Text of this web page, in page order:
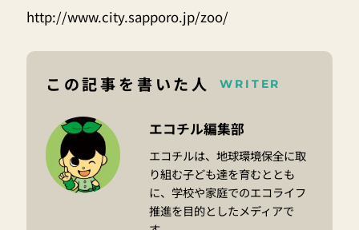
http://www.city.sapporo.jp/zoo/
この記事を書いた人 WRITER
エコチル編集部
エコチルは、地球環境保全に取
り組む子ども達を育むととも
に、学校や家庭でのエコライフ
推進を目的としたメディアで